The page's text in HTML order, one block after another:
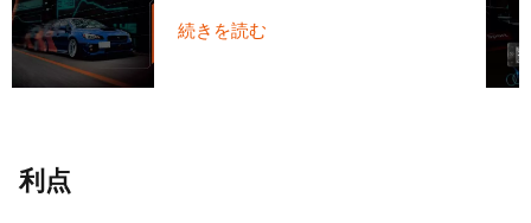
続きを読む
利点